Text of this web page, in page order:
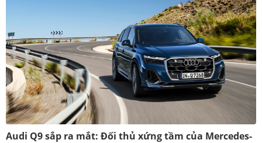
Audi Q9 sắp ra mắt: Đối thủ xứng tầm của Mercedes-